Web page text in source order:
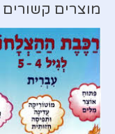
מוצרים קשורים